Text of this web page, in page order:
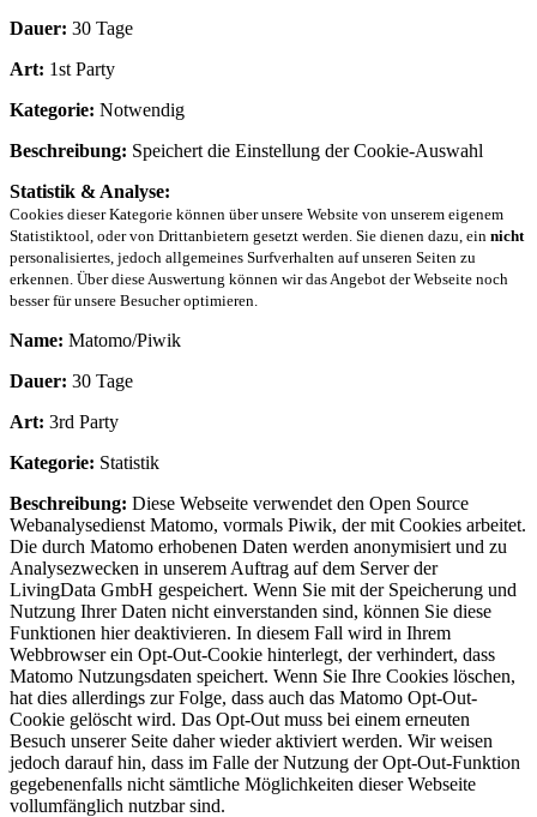
Dauer: 30 Tage
Art: 1st Party
Kategorie: Notwendig
Beschreibung: Speichert die Einstellung der Cookie-Auswahl
Statistik & Analyse:
Cookies dieser Kategorie können über unsere Website von unserem eigenem
Statistiktool, oder von Drittanbietern gesetzt werden. Sie dienen dazu, ein nicht
personalisiertes, jedoch allgemeines Surfverhalten auf unseren Seiten zu
erkennen. Über diese Auswertung können wir das Angebot der Webseite noch
besser für unsere Besucher optimieren.
Name: Matomo/Piwik
Dauer: 30 Tage
Art: 3rd Party
Kategorie: Statistik
Beschreibung: Diese Webseite verwendet den Open Source
Webanalysedienst Matomo, vormals Piwik, der mit Cookies arbeitet.
Die durch Matomo erhobenen Daten werden anonymisiert und zu
Analysezwecken in unserem Auftrag auf dem Server der
LivingData GmbH gespeichert. Wenn Sie mit der Speicherung und
Nutzung Ihrer Daten nicht einverstanden sind, können Sie diese
Funktionen hier deaktivieren. In diesem Fall wird in Ihrem
Webbrowser ein Opt-Out-Cookie hinterlegt, der verhindert, dass
Matomo Nutzungsdaten speichert. Wenn Sie Ihre Cookies löschen,
hat dies allerdings zur Folge, dass auch das Matomo Opt-Out-
Cookie gelöscht wird. Das Opt-Out muss bei einem erneuten
Besuch unserer Seite daher wieder aktiviert werden. Wir weisen
jedoch darauf hin, dass im Falle der Nutzung der Opt-Out-Funktion
gegebenenfalls nicht sämtliche Möglichkeiten dieser Webseite
vollumfänglich nutzbar sind.